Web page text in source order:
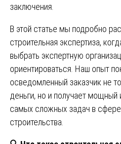
заключения.
В этой статье мы подробно
строительная экспертиза,
выбрать экспертную
ориентироваться. Наш опыт
осведомленный заказчик не
деньги, но и получает
самых сложных задач в
строительства.